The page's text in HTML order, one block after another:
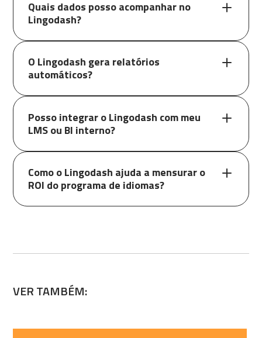
Quais dados posso acompanhar no
Lingodash?
O Lingodash gera relatórios
automáticos?
Posso integrar o Lingodash com meu
LMS ou BI interno?
Como o Lingodash ajuda a mensurar o
ROI do programa de idiomas?
VER TAMBÉM: